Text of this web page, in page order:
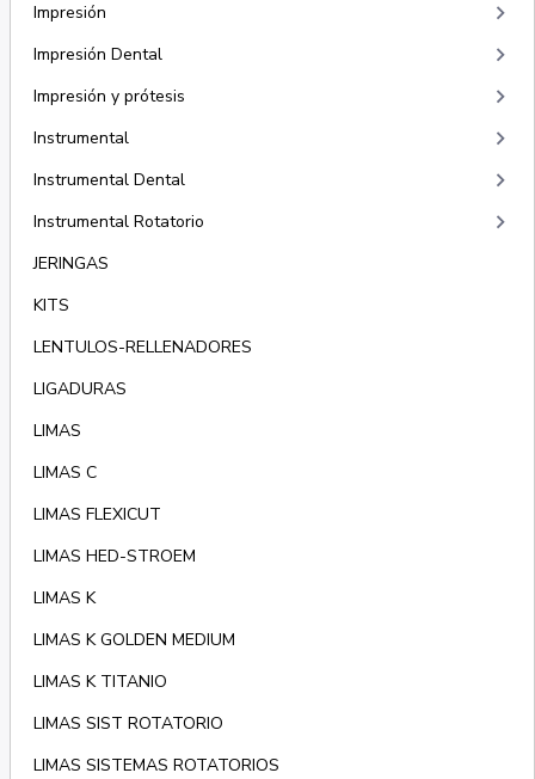
Impresión
keyboard_arrow_right
Impresión Dental keyboard_arrow_right
Impresión y prótesis keyboard_arrow_right
Instrumental keyboard_arrow_right
Instrumental Dental keyboard_arrow_right
Instrumental Rotatorio keyboard_arrow_right
JERINGAS
KITS
LENTULOS-RELLENADORES
LIGADURAS
LIMAS
LIMAS C
LIMAS FLEXICUT
LIMAS HED-STROEM
LIMAS K
LIMAS K GOLDEN MEDIUM
LIMAS K TITANIO
LIMAS SIST ROTATORIO
LIMAS SISTEMAS ROTATORIOS